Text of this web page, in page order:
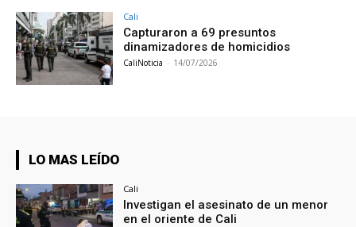
Cali
Capturaron a 69 presuntos
dinamizadores de homicidios
CaliNoticia - 14/07/2026
LO MAS LEÍDO
Cali
Investigan el asesinato de un menor
en el oriente de Cali